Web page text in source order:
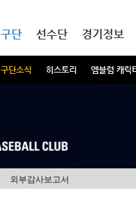
구단
구단소식 히스토리 엠블럼 캐릭
선수단 경기정보
외부감사보고서